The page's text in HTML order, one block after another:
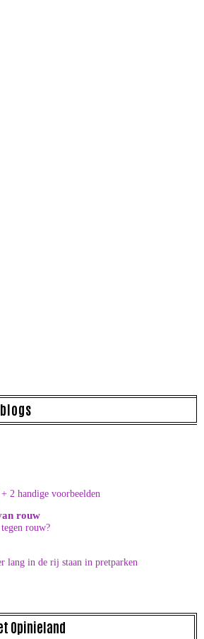
2 handige voorbeelden
rouw
rouw?
lang in de rij staan in pretparken
Opinieland